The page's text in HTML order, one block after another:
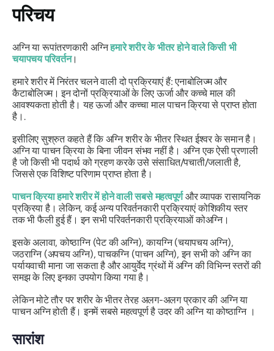
परिचय
अग्निया रूपांतरणकारी अग्निहमारे शरीर के भीतर होने वाले किसी भी
चयापचय परिवर्तन।
हमारे शरीर में निरंतर चलने वाली दो प्रक्रियाएं हैं: एनाबोलिज्म और
कैटाबोलिज्म। इन दोनों प्रक्रियाओं के लिए ऊर्जा और कच्चे माल की
आवश्यकता होती है। यह ऊर्जा और कच्चा माल पाचन क्रिया से प्राप्त होता
है।.
इसीलिएसुश्रुतकहते हैं कि अग्निशरीर के भीतर स्थित ईश्वर के समान है।
अग्निया पाचन क्रिया के बिना जीवन संभव नहीं है। अग्निएक ऐसी प्रणाली
है जो किसी भी पदार्थ को ग्रहण करके उसे संसाधित/पचाती/जलाती है,
जिससे एक विशिष्ट परिणाम प्राप्त होता है।
पाचन क्रिया हमारे शरीर में होने वाली सबसे महत्वपूर्णऔर व्यापक रासायनिक
प्रक्रिया है। लेकिन, कई अन्य परिवर्तनकारी प्रक्रियाएं कोशिकीय स्तर
तक भी फैली हुई हैं। इन सभी परिवर्तनकारी प्रक्रियाओं कोअग्नि।
इसके अलावा,कोष्ठाग्नि(पेट की अग्नि),कायग्नि(चयापचय अग्नि),
जठराग्नि(अपचय अग्नि),पाचकग्नि (पाचन अग्नि), इन सभी को अग्नि का
पर्यायवाची माना जा सकता है और आयुर्वेद ग्रंथों में अग्नि की विभिन्न स्तरों की
समझ के लिए इनका उपयोग किया गया है।
लेकिन मोटे तौर पर शरीर के भीतर तेरह अलग-अलग प्रकार की अग्निया
पाचन अग्नि होती हैं। इनमें सबसे महत्वपूर्ण है उदर की अग्नि याकोष्ठाग्नि।
सारांश